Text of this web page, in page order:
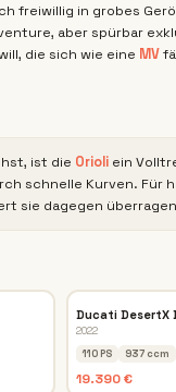
freiwillig in grobes
aber spürbar
die sich wie eine MV
ist die Orioli ein
schnelle Kurven. Für
sie dagegen
Ducati DesertX
2022
110 PS
937 ccm
19.390 €